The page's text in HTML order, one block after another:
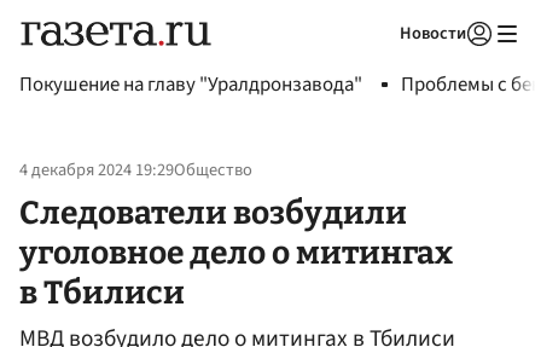
Новости
Покушение на главу "Уралдронзавода" Проблемы с
4 декабря 2024 19:29Общество
Следователи возбудили
уголовное дело о митингах
в Тбилиси
МВД возбудило дело о митингах в Тбилиси